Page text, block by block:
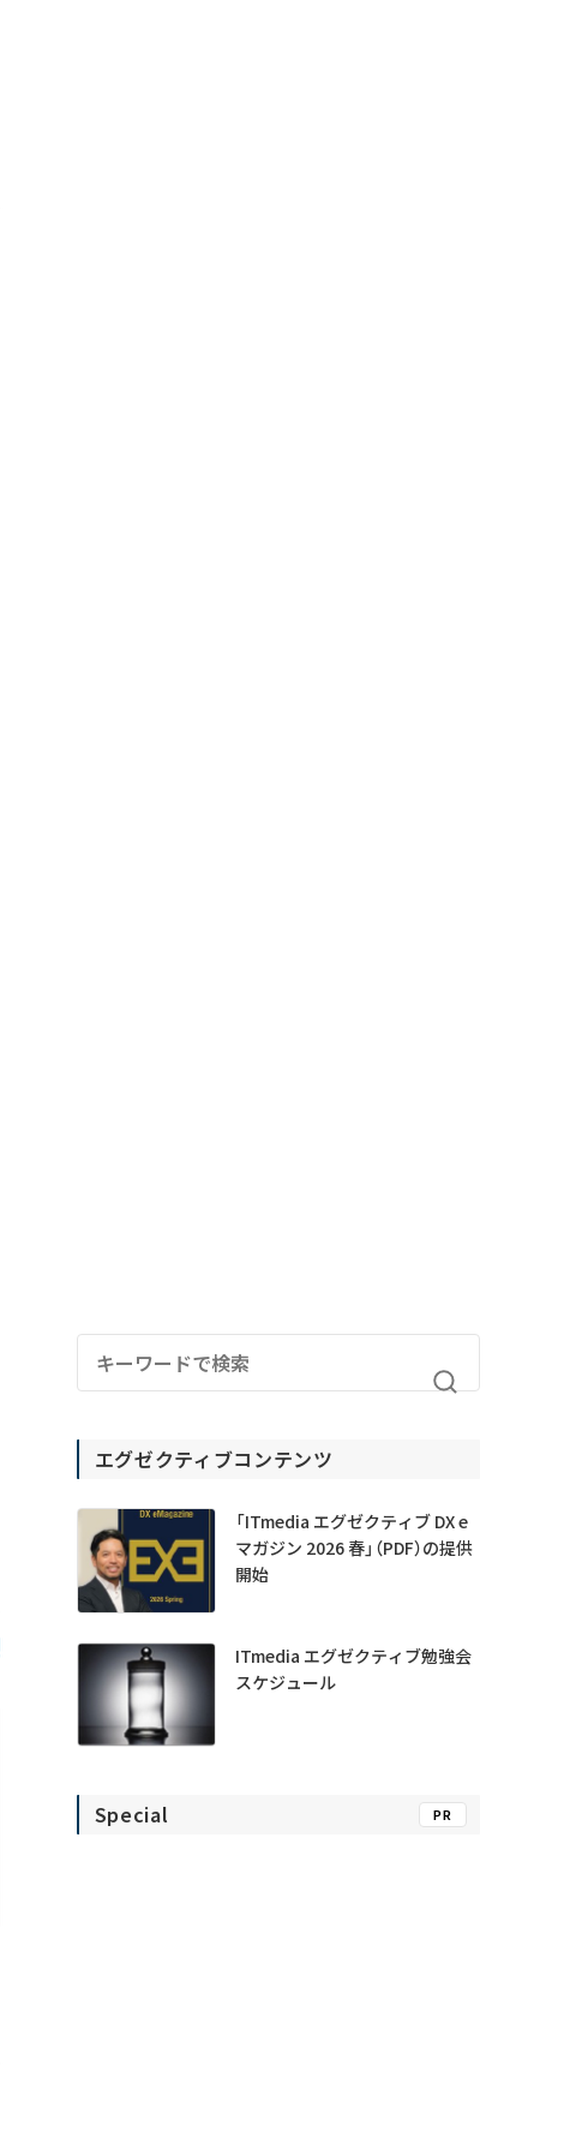
エグゼクティブコンテンツ
「ITmedia エグゼクティブ DX e
マガジン 2026 春」（PDF）の提供
開始
ITmedia エグゼクティブ勉強会
スケジュール
Special PR